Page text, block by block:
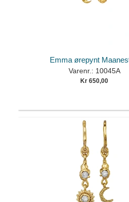
Emma ørepynt
Varenr.: 10045A
Kr 650,00